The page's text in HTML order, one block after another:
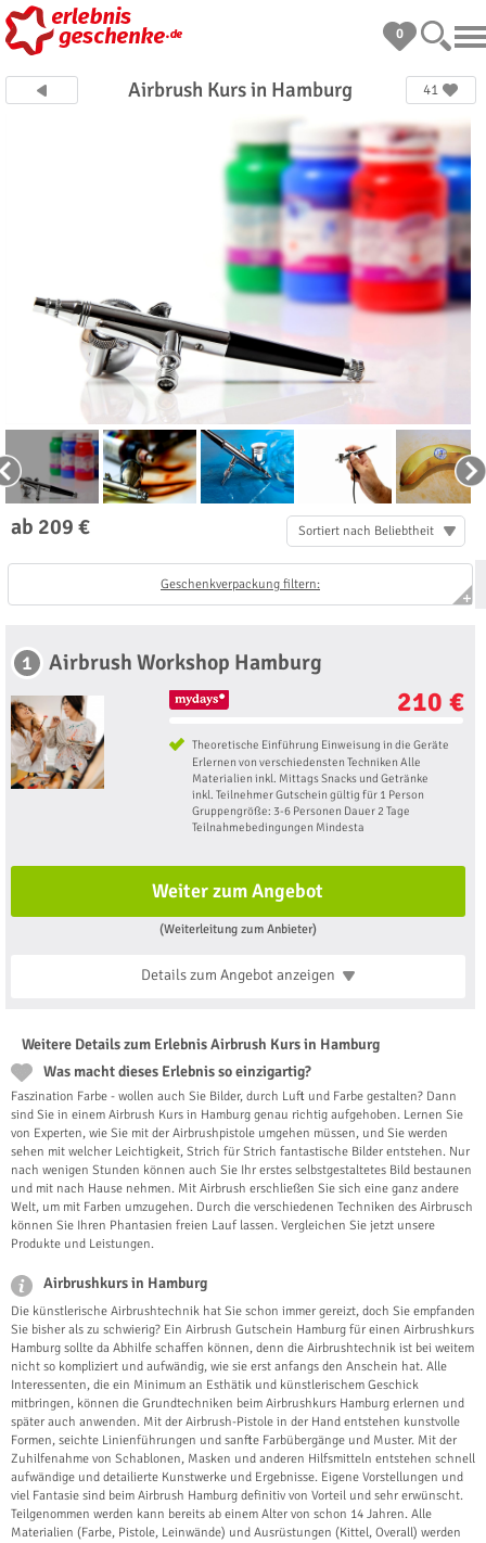
0
Airbrush Kurs in Hamburg 41
ab 209 € Sortiert nach Beliebtheit
Geschenkverpackung filtern:
1 Airbrush Workshop Hamburg
210 €
Theoretische Einführung Einweisung in die Geräte
Erlernen von verschiedensten Techniken Alle
Materialien inkl. Mittags Snacks und Getränke
inkl. Teilnehmer Gutschein gültig für 1 Person
Gruppengröße: 3-6 Personen Dauer 2 Tage
Teilnahmebedingungen Mindesta
Weiter zum Angebot
(Weiterleitung zum Anbieter)
Details zum Angebotanzeigen
Weitere Details zum Erlebnis Airbrush Kurs in Hamburg
Was macht dieses Erlebnis so einzigartig?
Faszination Farbe - wollen auch Sie Bilder, durch Luft und Farbe gestalten? Dann
sind Sie in einem Airbrush Kurs in Hamburg genau richtig aufgehoben. Lernen Sie
von Experten, wie Sie mit der Airbrushpistole umgehen müssen, und Sie werden
sehen mit welcher Leichtigkeit, Strich für Strich fantastische Bilder entstehen. Nur
nach wenigen Stunden können auch Sie Ihr erstes selbstgestaltetes Bild bestaunen
und mit nach Hause nehmen. Mit Airbrush erschließen Sie sich eine ganz andere
Welt, um mit Farben umzugehen. Durch die verschiedenen Techniken des Airbrusch
können Sie Ihren Phantasien freien Lauf lassen. Vergleichen Sie jetzt unsere
Produkte und Leistungen.
Airbrushkurs in Hamburg
Die künstlerische Airbrushtechnik hat Sie schon immer gereizt, doch Sie empfanden
Sie bisher als zu schwierig? Ein Airbrush Gutschein Hamburg für einen Airbrushkurs
Hamburg sollte da Abhilfe schaffen können, denn die Airbrushtechnik ist bei weitem
nicht so kompliziert und aufwändig, wie sie erst anfangs den Anschein hat. Alle
Interessenten, die ein Minimum an Esthätik und künstlerischem Geschick
mitbringen, können die Grundtechniken beim Airbrushkurs Hamburg erlernen und
später auch anwenden. Mit der Airbrush-Pistole in der Hand entstehen kunstvolle
Formen, seichte Linienführungen und sanfte Farbübergänge und Muster. Mit der
Zuhilfenahme von Schablonen, Masken und anderen Hilfsmitteln entstehen schnell
aufwändige und detailierte Kunstwerke und Ergebnisse. Eigene Vorstellungen und
viel Fantasie sind beim Airbrush Hamburg definitiv von Vorteil und sehr erwünscht.
Teilgenommen werden kann bereits ab einem Alter von schon 14 Jahren. Alle
Materialien (Farbe, Pistole, Leinwände) und Ausrüstungen (Kittel, Overall) werden